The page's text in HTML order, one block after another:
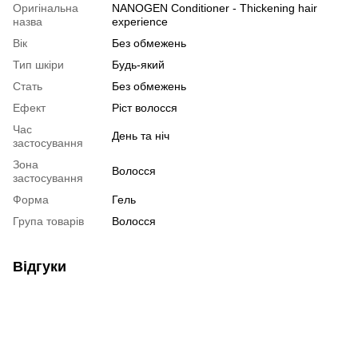
Оригінальна
назва
NANOGEN Conditioner - Thickening hair
experience
Вік
Без обмежень
Тип шкіри
Будь-який
Стать
Без обмежень
Ефект
Ріст волосся
Час
застосування
День та ніч
Зона
застосування
Волосся
Форма
Гель
Група товарів
Волосся
Відгуки